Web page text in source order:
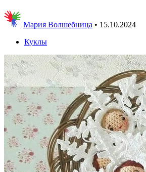
Мария Волшебница • 15.10.2024
Куклы